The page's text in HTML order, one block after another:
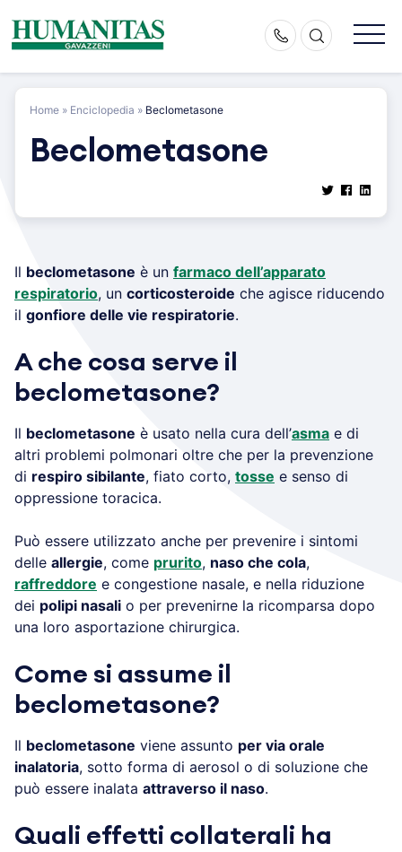
content
Home » Enciclopedia » Beclometasone
Beclometasone
Il beclometasone è un farmaco dell’apparato
respiratorio, un corticosteroide che agisce riducendo
il gonfiore delle vie respiratorie.
A che cosa serve il
beclometasone?
Il beclometasone è usato nella cura dell’asma e di
altri problemi polmonari oltre che per la prevenzione
di respiro sibilante, fiato corto, tosse e senso di
oppressione toracica.
Può essere utilizzato anche per prevenire i sintomi
delle allergie, come prurito, naso che cola,
raffreddore e congestione nasale, e nella riduzione
dei polipi nasali o per prevenirne la ricomparsa dopo
una loro asportazione chirurgica.
Come si assume il
beclometasone?
Il beclometasone viene assunto per via orale
inalatoria, sotto forma di aerosol o di soluzione che
può essere inalata attraverso il naso.
Quali effetti collaterali ha